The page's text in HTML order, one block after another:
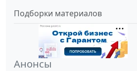
Подборки материалов
Анонсы